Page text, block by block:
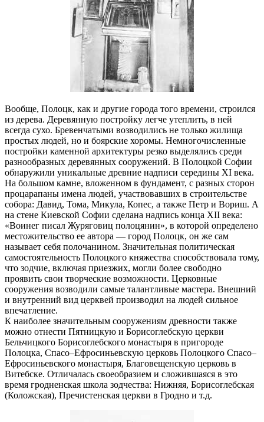
Вообще, Полоцк, как и другие города того времени, строился
из дерева. Деревянную постройку легче утеплить, в ней
всегда сухо. Бревенчатыми возводились не только жилища
простых людей, но и боярские хоромы. Немногочисленные
постройки каменной архитектуры резко выделялись среди
разнообразных деревянных сооружений. В Полоцкой Софии
обнаружили уникальные древние надписи середины XI века.
На большом камне, вложенном в фундамент, с разных сторон
процарапаны имена людей, участвовавших в строительстве
собора: Давид, Тома, Микула, Копес, а также Петр и Вориш. А
на стене Киевской Софии сделана надпись конца XII века:
«Воинег писал Журяговиц полоцянин», в которой определено
местожительство ее автора — город Полоцк, он же сам
называет себя полочанином. Значительная политическая
самостоятельность Полоцкого княжества способствовала тому,
что зодчие, включая приезжих, могли более свободно
проявить свои творческие возможности. Церковные
сооружения возводили самые талантливые мастера. Внешний
и внутренний вид церквей производил на людей сильное
впечатление.
К наиболее значительным сооружениям древности также
можно отнести Пятницкую и Борисоглебскую церкви
Бельчицкого Борисоглебского монастыря в пригороде
Полоцка, Спасо–Ефросиньевскую церковь Полоцкого Спасо–
Ефросиньевского монастыря, Благовещенскую церковь в
Витебске. Отличалась своеобразием и сложившаяся в это
время гродненская школа зодчества: Нижняя, Борисоглебская
(Коложская), Пречистенская церкви в Гродно и т.д.